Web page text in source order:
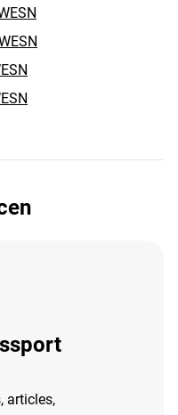
articles,